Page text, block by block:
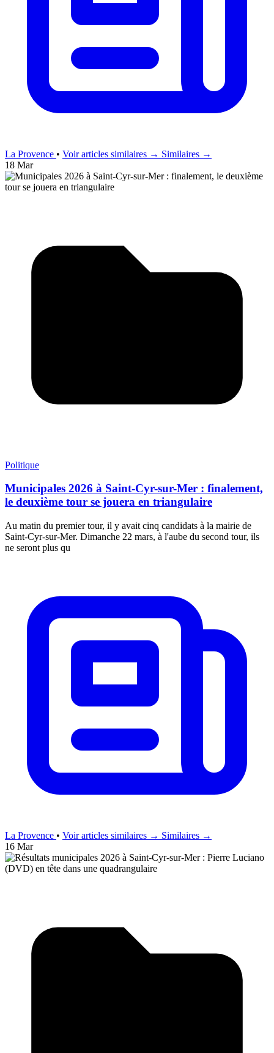
La Provence • Voir articles similaires → Similaires →
18 Mar
Politique
Municipales 2026 à Saint-Cyr-sur-Mer : finalement,
le deuxième tour se jouera en triangulaire
Au matin du premier tour, il y avait cinq candidats à la mairie de
Saint-Cyr-sur-Mer. Dimanche 22 mars, à l'aube du second tour, ils
ne seront plus qu
La Provence • Voir articles similaires → Similaires →
16 Mar